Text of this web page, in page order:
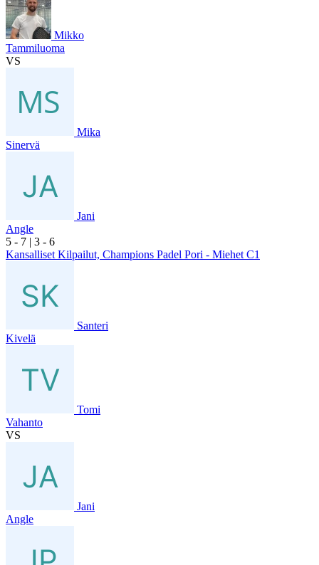
Mikko
Tammiluoma
VS
Mika
Sinervä
Jani
Angle
5 - 7 | 3 - 6
Kansalliset Kilpailut, Champions Padel Pori - Miehet C1
Santeri
Kivelä
Tomi
Vahanto
VS
Jani
Angle